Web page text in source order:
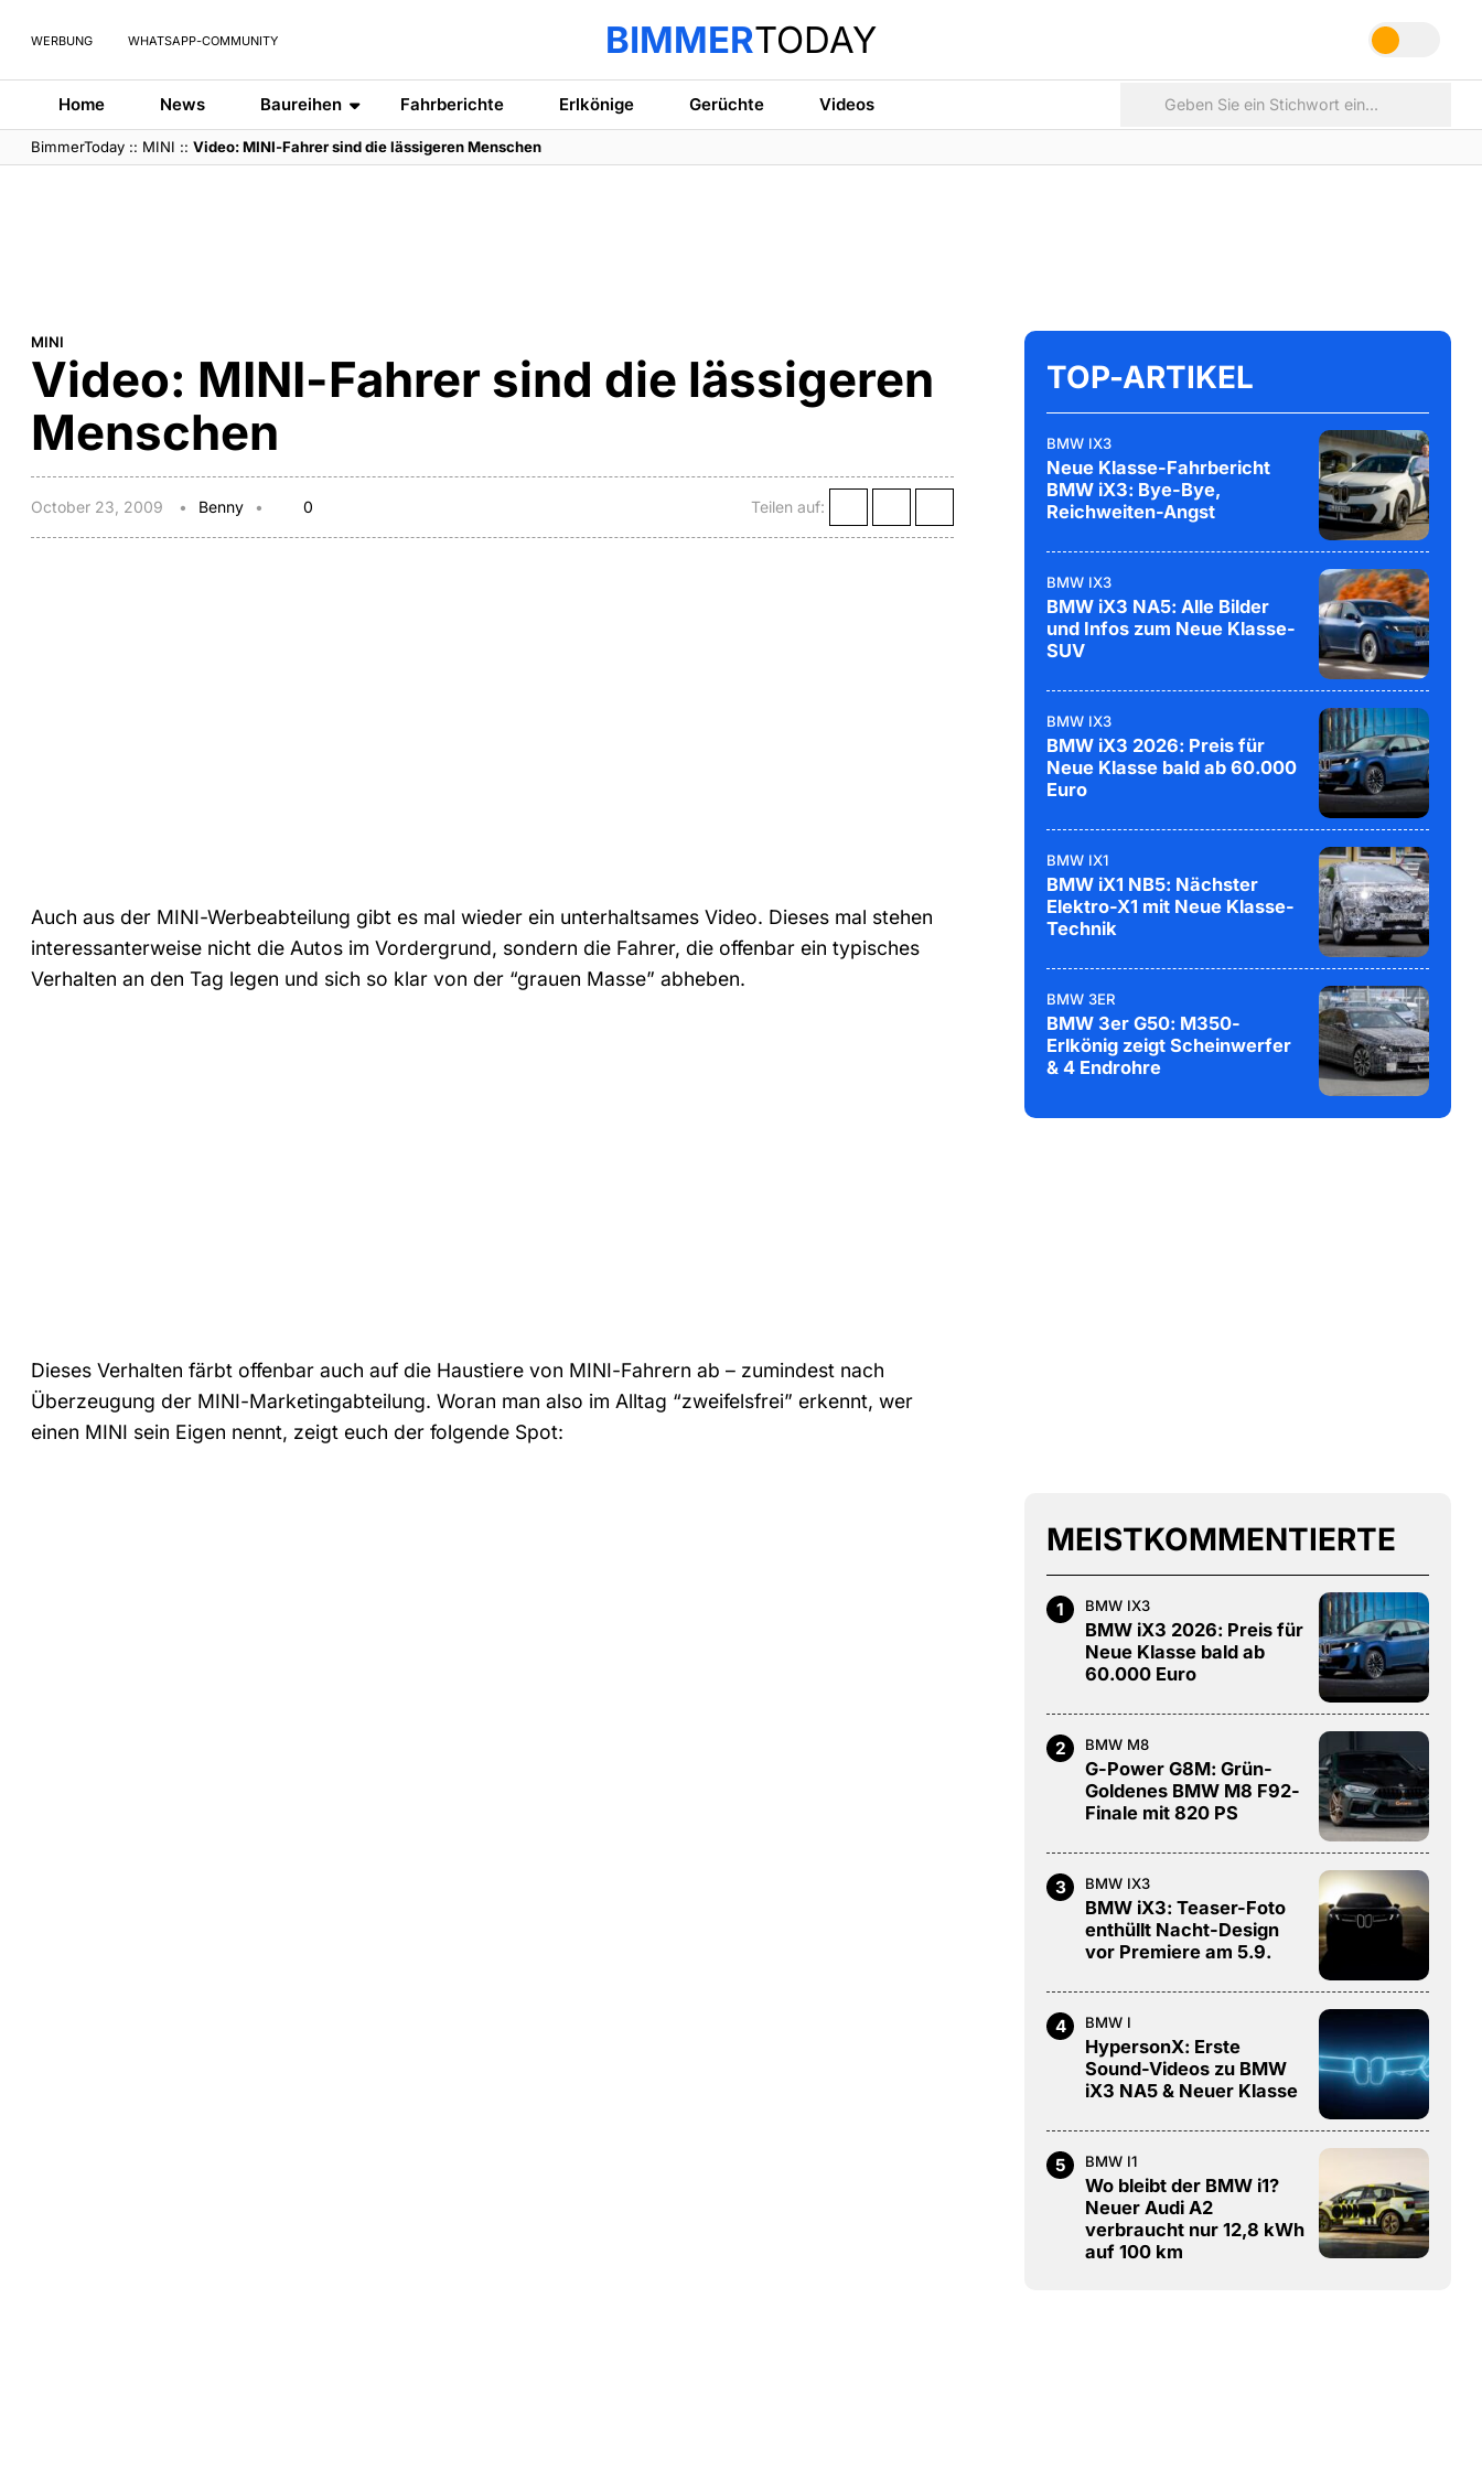
WERBUNG WHATSAPP-COMMUNITY BIMMERTODAY
Home News Baureihen Fahrberichte Erlkönige Gerüchte Videos
BimmerToday :: MINI ::Video: MINI-Fahrer sind die lässigeren Menschen
MINI
Video: MINI-Fahrer sind die lässigeren
Menschen
October 23, 2009 Benny 0 Teilen auf:
Auch aus der MINI-Werbeabteilung gibt es mal wieder ein unterhaltsames Video. Dieses mal stehen
interessanterweise nicht die Autos im Vordergrund, sondern die Fahrer, die offenbar ein typisches
Verhalten an den Tag legen und sich so klar von der “grauen Masse” abheben.
Dieses Verhalten färbt offenbar auch auf die Haustiere von MINI-Fahrern ab – zumindest nach
Überzeugung der MINI-Marketingabteilung. Woran man also im Alltag “zweifelsfrei” erkennt, wer
einen MINI sein Eigen nennt, zeigt euch der folgende Spot:
TOP-ARTIKEL
BMW IX3
Neue Klasse-Fahrbericht
BMW iX3: Bye-Bye,
Reichweiten-Angst
BMW IX3
BMW iX3 NA5: Alle Bilder
und Infos zum Neue Klasse-
SUV
BMW IX3
BMW iX3 2026: Preis für
Neue Klasse bald ab 60.000
Euro
BMW IX1
BMW iX1 NB5: Nächster
Elektro-X1 mit Neue Klasse-
Technik
BMW 3ER
BMW 3er G50: M350-
Erlkönig zeigt Scheinwerfer
& 4 Endrohre
MEISTKOMMENTIERTE
1 BMW IX3
BMW iX3 2026: Preis für
Neue Klasse bald ab
60.000 Euro
2 BMW M8
G-Power G8M: Grün-
Goldenes BMW M8 F92-
Finale mit 820 PS
3 BMW IX3
BMW iX3: Teaser-Foto
enthüllt Nacht-Design
vor Premiere am 5.9.
4 BMW I
HypersonX: Erste
Sound-Videos zu BMW
iX3 NA5 & Neuer Klasse
5 BMW I1
Wo bleibt der BMW i1?
Neuer Audi A2
verbraucht nur 12,8 kWh
auf 100 km